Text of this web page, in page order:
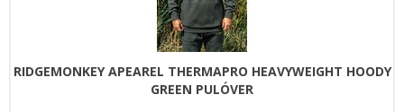
RIDGEMONKEY APEAREL THERMAPRO HEAVYWEIGHT HOODY
GREEN PULÓVER